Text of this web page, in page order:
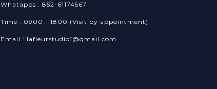
Whatapps : 852-61174567
Time : 0900 - 1800 (Visit by appointment)
Email : lafleurstudio1@gmail.com